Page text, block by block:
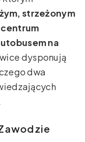
strzeżonym
na
dysponują
dwa